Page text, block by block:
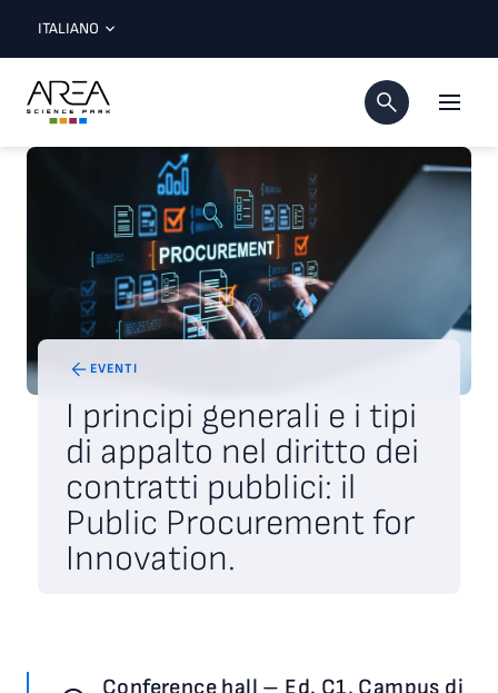
ITALIANO
EVENTI
I principi generali e i tipi
di appalto nel diritto dei
contratti pubblici: il
Public Procurement for
Innovation.
Conference hall – Ed. C1, Campus di